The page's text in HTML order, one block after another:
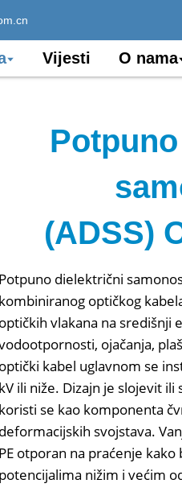
Vijesti O nama
(ADSS)
Potpuno dielektrični
kombiniranog optičkog
optičkih vlakana na središnji
ojačanja,
optički kabel uglavnom se
kV ili niže. Dizajn je slojevit
koristi se kao komponenta
deformacijskih svojstava.
PE otporan na praćenje
potencijalima nižim i većim